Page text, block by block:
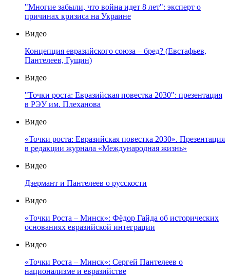
"Многие забыли, что война идет 8 лет": эксперт о
причинах кризиса на Украине
Видео
Концепция евразийского союза – бред? (Евстафьев,
Пантелеев, Гущин)
Видео
"Точки роста: Евразийская повестка 2030": презентация
в РЭУ им. Плеханова
Видео
«Точки роста: Евразийская повестка 2030». Презентация
в редакции журнала «Международная жизнь»
Видео
Дзермант и Пантелеев о русскости
Видео
«Точки Роста – Минск»: Фёдор Гайда об исторических
основаниях евразийской интеграции
Видео
«Точки Роста – Минск»: Сергей Пантелеев о
национализме и евразийстве